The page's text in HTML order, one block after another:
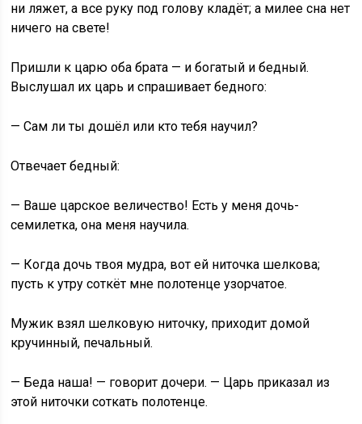
ни ляжет, а все руку под голову кладёт; а милее сна нет
ничего на свете!
Пришли к царю оба брата — и богатый и бедный.
Выслушал их царь и спрашивает бедного:
— Сам ли ты дошёл или кто тебя научил?
Отвечает бедный:
— Ваше царское величество! Есть у меня дочь-
семилетка, она меня научила.
— Когда дочь твоя мудра, вот ей ниточка шелкова;
пусть к утру соткёт мне полотенце узорчатое.
Мужик взял шелковую ниточку, приходит домой
кручинный, печальный.
— Беда наша! — говорит дочери. — Царь приказал из
этой ниточки соткать полотенце.